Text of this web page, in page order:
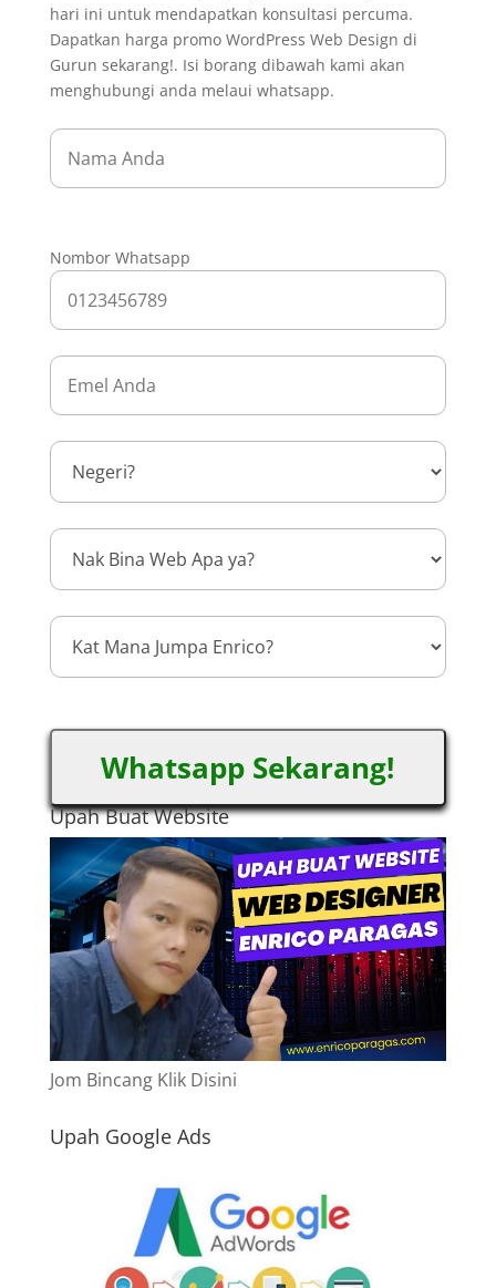
hari ini untuk mendapatkan konsultasi percuma.
Dapatkan harga promo WordPress Web Design di
Gurun sekarang!. Isi borang dibawah kami akan
menghubungi anda melaui whatsapp.
Nombor Whatsapp
Whatsapp Sekarang!
Upah Buat Website
Jom Bincang Klik Disini
Upah Google Ads